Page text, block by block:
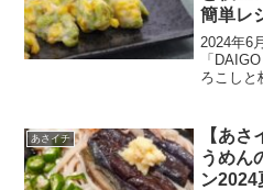
簡単レ
2024年6
「
ろこしと
はいか
はやさ
あさイチ
【あ
うめん
ン